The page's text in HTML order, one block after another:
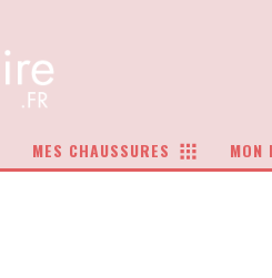
MES CHAUSSURES MON